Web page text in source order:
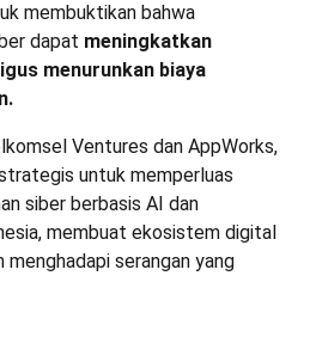
membuktikan bahwa
dapat meningkatkan
menurunkan biaya
Ventures dan AppWorks,
untuk memperluas
siber berbasis AI dan
membuat ekosistem digital
serangan yang